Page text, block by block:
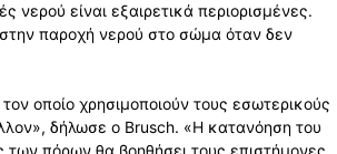
νερού είναι εξαιρετικά περιορισμένες.
στην παροχή νερού στο σώμα όταν δεν
οποίο χρησιμοποιούν τους εσωτερικούς
δήλωσε ο Brusch. «Η κατανόηση του
των πόρων θα βοηθήσει τους επιστήμονες